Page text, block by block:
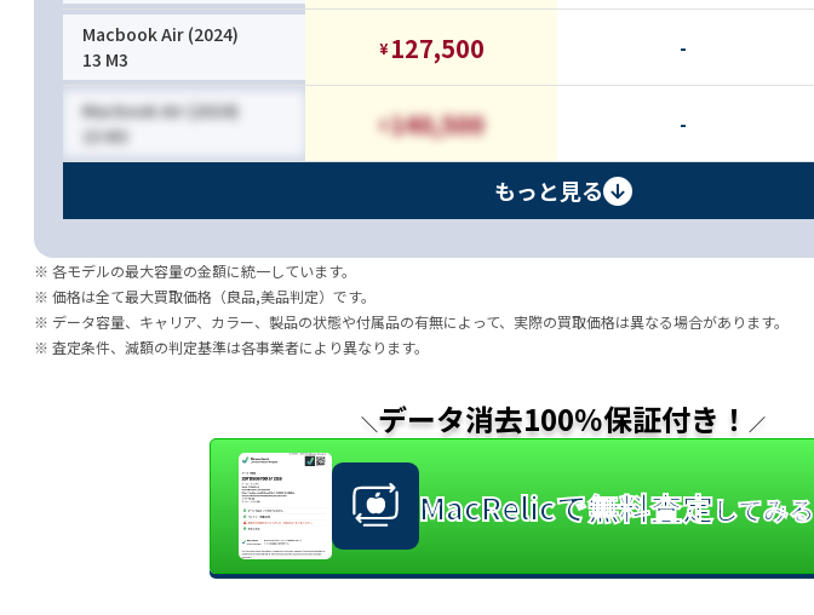
Macbook Air (2024)
13 M3
¥ 127,500 -
Macbook Air (2024)
15 M3
¥140,500 -
もっと見る
※ 各モデルの最大容量の金額に統一しています。
※ 価格は全て最大買取価格（良品,美品判定）です。
※ データ容量、キャリア、カラー、製品の状態や付属品の有無によって、実際の買取価格は異なる場合があります。
※ 査定条件、減額の判定基準は各事業者により異なります。
＼データ消去100％保証付き！ ／
MacRelicで無料査定してみる